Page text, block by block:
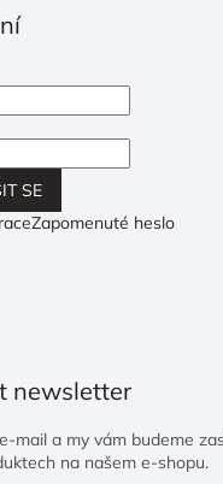
SE
Zapomenuté heslo
newsletter
mail a my vám budeme
na našem e-shopu.